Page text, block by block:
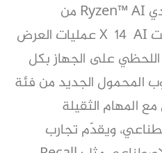
مدعوماً بمعالجات إيه إم دي Ryzen™ AI من
السلسلة 300، يتيح سويفت X 14 AI عمليات العرض
اللحظي على الجهاز بكل
المحمول الجديد من فئة
المهام الثقيلة
ويقدّم تجارب